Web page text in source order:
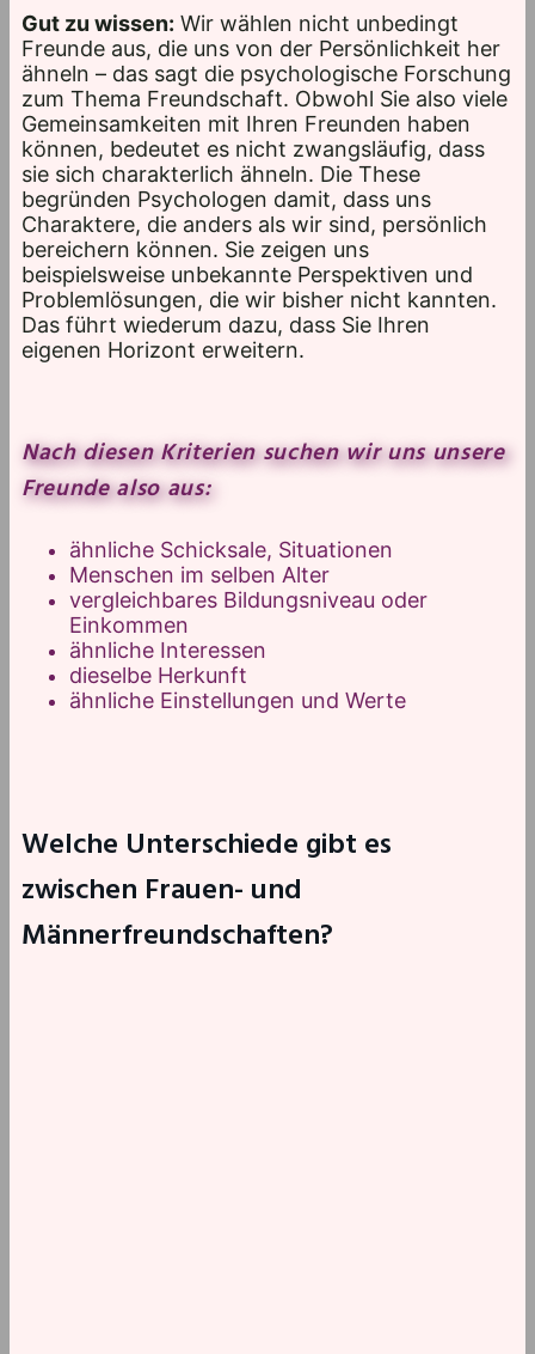
Gut zu wissen: Wir wählen nicht unbedingt
Freunde aus, die uns von der Persönlichkeit her
ähneln – das sagt die psychologische Forschung
zum Thema Freundschaft. Obwohl Sie also viele
Gemeinsamkeiten mit Ihren Freunden haben
können, bedeutet es nicht zwangsläufig, dass
sie sich charakterlich ähneln. Die These
begründen Psychologen damit, dass uns
Charaktere, die anders als wir sind, persönlich
bereichern können. Sie zeigen uns
beispielsweise unbekannte Perspektiven und
Problemlösungen, die wir bisher nicht kannten.
Das führt wiederum dazu, dass Sie Ihren
eigenen Horizont erweitern.
Nach diesen Kriterien suchen wir uns unsere
Freunde also aus:
ähnliche Schicksale, Situationen
Menschen im selben Alter
vergleichbares Bildungsniveau oder
Einkommen
ähnliche Interessen
dieselbe Herkunft
ähnliche Einstellungen und Werte
Welche Unterschiede gibt es
zwischen Frauen- und
Männerfreundschaften?